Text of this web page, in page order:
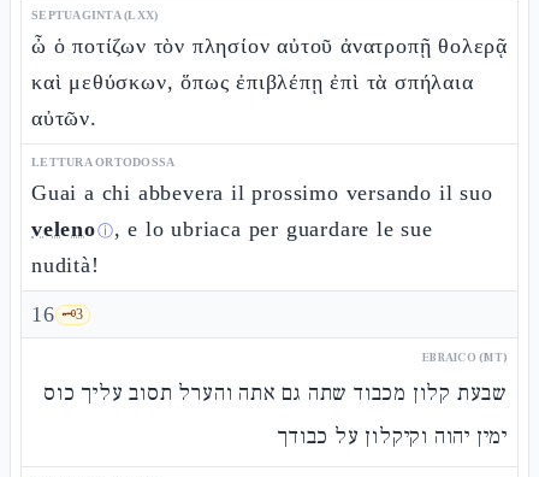
SEPTUAGINTA (LXX)
ὦ ὁ ποτίζων τὸν πλησίον αὐτοῦ ἀνατροπῇ θολερᾷ
καὶ μεθύσκων, ὅπως ἐπιβλέπῃ ἐπὶ τὰ σπήλαια
αὐτῶν.
LETTURA ORTODOSSA
Guai a chi abbevera il prossimo versando il suo
velenoⓘ, e lo ubriaca per guardare le sue
nudità!
16 🗝️3
EBRAICO (MT)
שבעת קלון מכבוד שתה גם אתה והערל תסוב עליך כוס
ימין יהוה וקיקלון על כבודך